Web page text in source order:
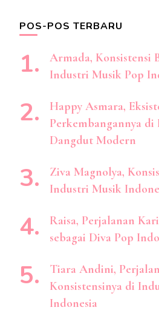
POS-POS TERBARU
Armada, Konsistensi
Industri Musik Pop
Happy Asmara,
Perkembangannya
Dangdut Modern
Ziva Magnolya,
Industri Musik
Raisa, Perjalanan
sebagai Diva Pop
Tiara Andini,
Konsistensinya di
Indonesia